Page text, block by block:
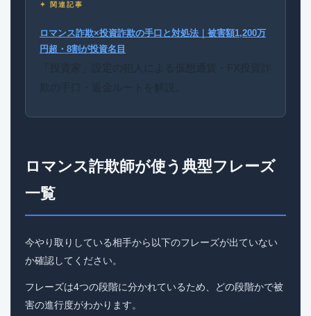
✦ 関連記事
ロマンス詐欺×投資詐欺の手口と対処法｜被害額1,200万
円超・8割が投資名目
ロマンス詐欺師が使う典型フレーズ
一覧
今やり取りしている相手から以下のフレーズが出ていない
か確認してください。
フレーズは4つの段階に分かれているため、どの段階かで被
害の進行度がわかります。